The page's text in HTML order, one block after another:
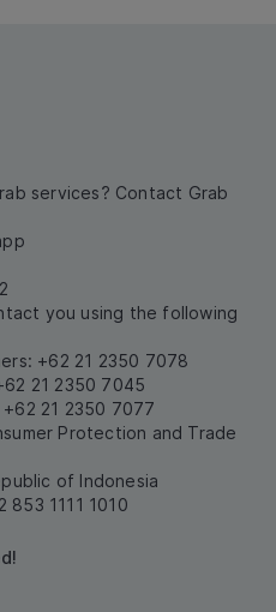
services? Contact Grab
you using the following
+62 21 2350 7078
21 2350 7045
21 2350 7077
Protection and Trade
of Indonesia
853 1111 1010